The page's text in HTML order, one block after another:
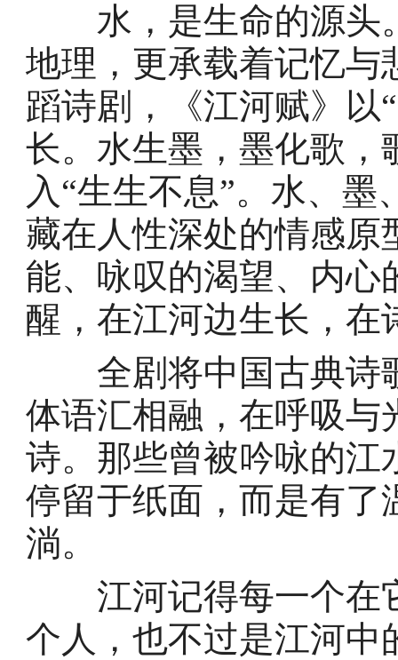
水，是生命的源头
地理，更承载着记忆与
蹈诗剧，《江河赋》以
长。水生墨，墨化歌，
入“生生不息”。水、
藏在人性深处的情感
能、咏叹的渴望、内心
醒，在江河边生长，在
全剧将中国古典诗
体语汇相融，在呼吸与
诗。那些曾被吟咏的江
停留于纸面，而是有了
淌。
江河记得每一个在
个人，也不过是江河